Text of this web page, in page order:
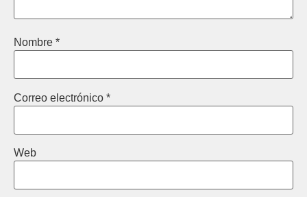
Nombre *
Correo electrónico *
Web